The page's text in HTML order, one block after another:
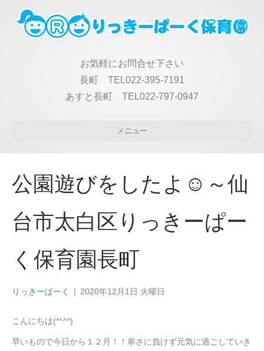
お気軽にお問合せ下さい
長町 TEL022-395-7191
あすと長町 TEL022-797-0947
メニュー
公園遊びをしたよ☺～仙
台市太白区りっきーぱー
く保育園長町
りっきーぱーく | 2020年12月1日 火曜日
こんにちは(*^^*)
早いもので今日から１２月！！寒さに負けず元気に過ごしていき